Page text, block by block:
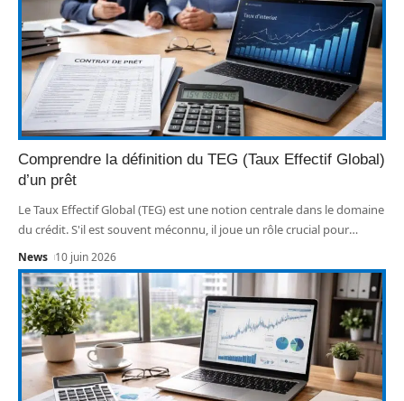
Comprendre la définition du TEG (Taux Effectif Global)
d’un prêt
Le Taux Effectif Global (TEG) est une notion centrale dans le domaine
du crédit. S'il est souvent méconnu, il joue un rôle crucial pour…
News 10 juin 2026